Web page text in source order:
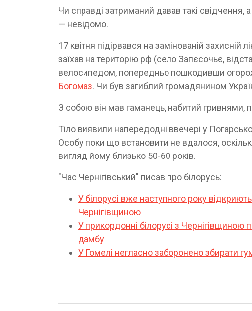
Чи справді затриманий давав такі
— невідомо.
17 квітня підірвався на замінованій захисній
заїхав на територію рф (село Запєсочьє,
велосипедом, попередньо пошкодивши
Богомаз. Чи був загиблий громадянином
З собою він мав гаманець, набитий гривнями,
Тіло виявили напередодні ввечері у
Особу поки що встановити не вдалося,
вигляд йому близько 50-60 років.
"Час Чернігівський" писав про білорусь:
У білорусі вже наступного року
Чернігівщиною
У прикордонні білорусі з Чернігівщиною
дамбу
У Гомелі негласно заборонено збирати